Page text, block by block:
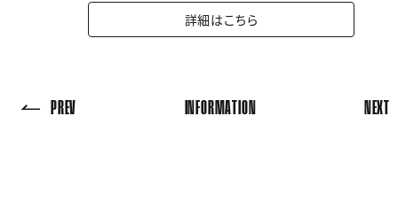
詳細はこちら
PREV INFORMATION NEXT